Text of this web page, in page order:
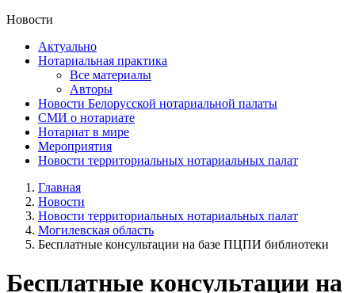
Новости
Актуально
Нотариальная практика
Все материалы
Авторы
Новости Белорусской нотариальной палаты
СМИ о нотариате
Нотариат в мире
Мероприятия
Новости территориальных нотариальных палат
Главная
Новости
Новости территориальных нотариальных палат
Могилевская область
Бесплатные консультации на базе ПЦПИ библиотеки
Бесплатные консультации на